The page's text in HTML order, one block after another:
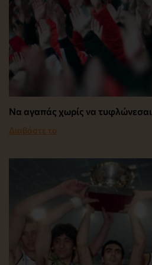
Να αγαπάς χωρίς να τυφλώνεσαι
Διαβάστε το